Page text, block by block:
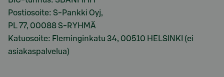
Postiosoite: S-Pankki Oyj,
PL 77, 00088 S-RYHMÄ
Katuosoite: Fleminginkatu 34, 00510 HELSINKI (ei
asiakaspalvelua)